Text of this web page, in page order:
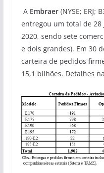
A Embraer(NYSE; ERJ;
entregou um total de
2020, sendo sete
e dois grandes). Em 30
carteira de pedidos
15,1 bilhões. Detalhes